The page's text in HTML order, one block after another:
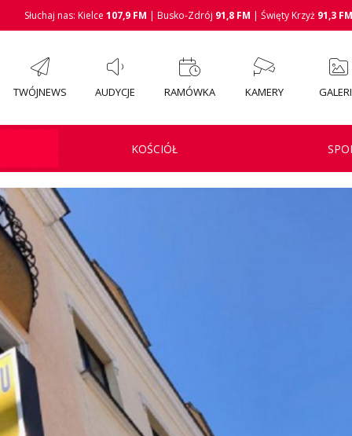
Słuchaj nas: Kielce 107,9 FM | Busko-Zdrój 91,8 FM | Święty Krzyż 91,3 FM
TWÓJNEWS AUDYCJE RAMÓWKA KAMERY
KOŚCIÓŁ